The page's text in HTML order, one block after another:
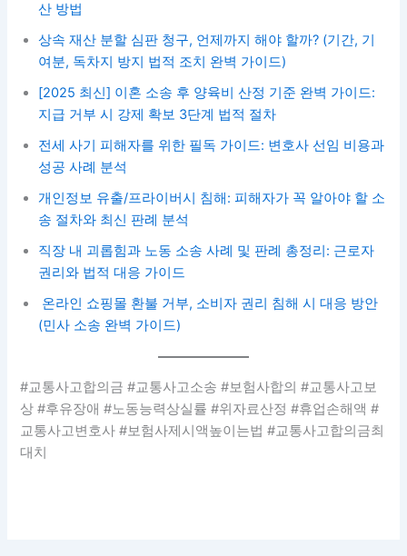
산 방법
상속 재산 분할 심판 청구, 언제까지 해야 할까? (기간, 기
여분, 독차지 방지 법적 조치 완벽 가이드)
[2025 최신] 이혼 소송 후 양육비 산정 기준 완벽 가이드:
지급 거부 시 강제 확보 3단계 법적 절차
전세 사기 피해자를 위한 필독 가이드: 변호사 선임 비용과
성공 사례 분석
개인정보 유출/프라이버시 침해: 피해자가 꼭 알아야 할 소
송 절차와 최신 판례 분석
직장 내 괴롭힘과 노동 소송 사례 및 판례 총정리: 근로자
권리와 법적 대응 가이드
온라인 쇼핑몰 환불 거부, 소비자 권리 침해 시 대응 방안
(민사 소송 완벽 가이드)
#교통사고합의금 #교통사고소송 #보험사합의 #교통사고보
상 #후유장애 #노동능력상실률 #위자료산정 #휴업손해액 #
교통사고변호사 #보험사제시액높이는법 #교통사고합의금최
대치